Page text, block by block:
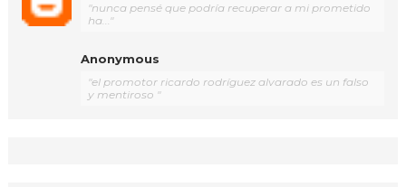
"nunca pensé que podría recuperar a mi prometido
ha..."
Anonymous
"el promotor ricardo rodríguez alvarado es un falso
y mentiroso "